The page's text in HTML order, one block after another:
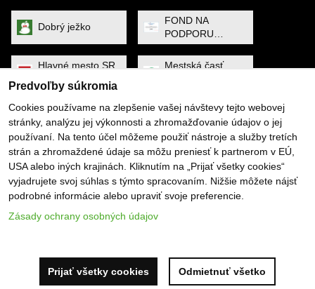
Dobrý ježko
FOND NA
PODPORU
ŠPORTU
Hlavné mesto SR
Bratislava
Mestská časť
MINISTERSTVO
CESTOVNÉHO
RUCHU A
ŠPORTU
Noa Raven
Obec Dunajská
Lužná
PYGMALIOS
Slovenský
tenisový zväz
SP SOFTWARE
Predvoľby súkromia Zásady ochrany osobných údajov
Predvoľby súkromia
Cookies používame na zlepšenie vašej návštevy tejto webovej
stránky, analýzu jej výkonnosti a zhromažďovanie údajov o jej
používaní. Na tento účel môžeme použiť nástroje a služby tretích
strán a zhromaždené údaje sa môžu preniesť k partnerom v EÚ,
USA alebo iných krajinách. Kliknutím na „Prijať všetky cookies“
vyjadrujete svoj súhlas s týmto spracovaním. Nižšie môžete nájsť
podrobné informácie alebo upraviť svoje preferencie.
Zásady ochrany osobných údajov
Prijať všetky cookies Odmietnuť všetko